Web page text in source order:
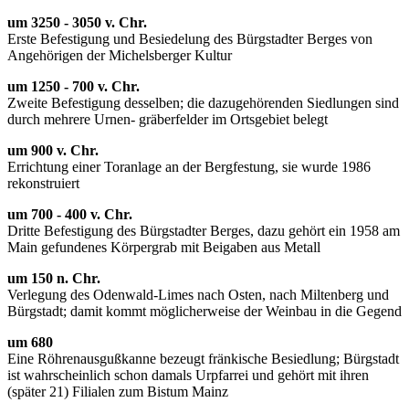
um 3250 - 3050 v. Chr.
Erste Befestigung und Besiedelung des Bürgstadter Berges von
Angehörigen der Michelsberger Kultur
um 1250 - 700 v. Chr.
Zweite Befestigung desselben; die dazugehörenden Siedlungen sind
durch mehrere Urnen- gräberfelder im Ortsgebiet belegt
um 900 v. Chr.
Errichtung einer Toranlage an der Bergfestung, sie wurde 1986
rekonstruiert
um 700 - 400 v. Chr.
Dritte Befestigung des Bürgstadter Berges, dazu gehört ein 1958 am
Main gefundenes Körpergrab mit Beigaben aus Metall
um 150 n. Chr.
Verlegung des Odenwald-Limes nach Osten, nach Miltenberg und
Bürgstadt; damit kommt möglicherweise der Weinbau in die Gegend
um 680
Eine Röhrenausgußkanne bezeugt fränkische Besiedlung; Bürgstadt
ist wahrscheinlich schon damals Urpfarrei und gehört mit ihren
(später 21) Filialen zum Bistum Mainz